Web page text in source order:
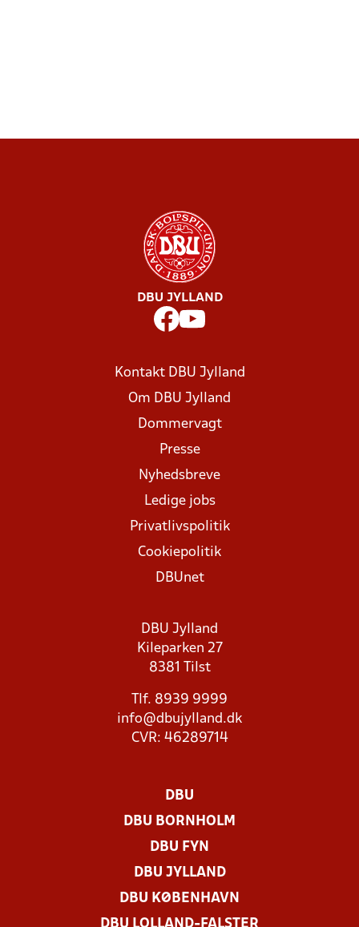
DBU JYLLAND
Kontakt DBU Jylland
Om DBU Jylland
Dommervagt
Presse
Nyhedsbreve
Ledige jobs
Privatlivspolitik
Cookiepolitik
DBUnet
DBU Jylland
Kileparken 27
8381 Tilst
Tlf. 8939 9999
info@dbujylland.dk
CVR: 46289714
DBU
DBU BORNHOLM
DBU FYN
DBU JYLLAND
DBU KØBENHAVN
DBU LOLLAND-FALSTER